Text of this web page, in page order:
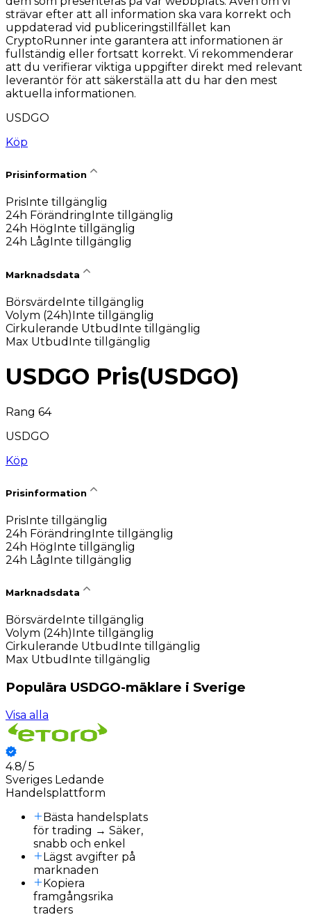
strävar efter att all information ska vara korrekt och
uppdaterad vid publiceringstillfället kan
CryptoRunner inte garantera att informationen är
fullständig eller fortsatt korrekt. Vi rekommenderar
att du verifierar viktiga uppgifter direkt med relevant
leverantör för att säkerställa att du har den mest
aktuella informationen.
USDGO
Köp
Prisinformation
Pris Inte tillgänglig
24h Förändring Inte tillgänglig
24h Hög Inte tillgänglig
24h Låg Inte tillgänglig
Marknadsdata
BörsvärdeInte tillgänglig
Volym (24h)Inte tillgänglig
Cirkulerande Utbud Inte tillgänglig
Max Utbud Inte tillgänglig
USDGO Pris(USDGO)
Rang 64
USDGO
Köp
Prisinformation
PrisInte tillgänglig
24h FörändringInte tillgänglig
24h HögInte tillgänglig
24h LågInte tillgänglig
Marknadsdata
Börsvärde Inte tillgänglig
Volym (24h) Inte tillgänglig
Cirkulerande Utbud Inte tillgänglig
Max Utbud Inte tillgänglig
Populära USDGO-mäklare i Sverige
Visa alla
4.8/5
Sveriges Ledande
Handelsplattform
Bästa handelsplats
för trading → Säker,
snabb och enkel
Lägst avgifter på
marknaden
Kopiera
framgångsrika
traders